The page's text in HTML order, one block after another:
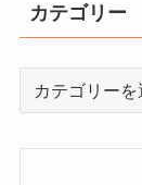
カテゴリー